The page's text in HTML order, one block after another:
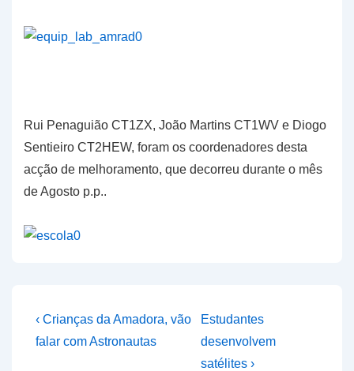
Rui Penaguião CT1ZX, João Martins CT1WV e Diogo
Sentieiro CT2HEW, foram os coordenadores desta
acção de melhoramento, que decorreu durante o mês
de Agosto p.p..
Navegação
de
Previous
Post
‹ Crianças da Amadora, vão
falar com Astronautas
Next
Post
is
Estudantes
desenvolvem
satélites ›